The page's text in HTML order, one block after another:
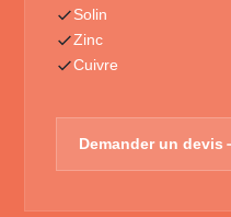
Solin
Zinc
Cuivre
Demander un devis